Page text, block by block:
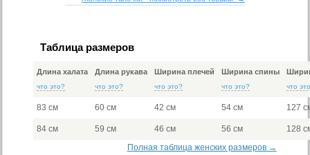
Таблица размеров
Длина халата
что это?
Длина рукава
что это?
Ширина плечей
что это?
Ширина спины
что это? что
83 см 60 см 42 см 54 см 127
84 см 59 см 46 см 56 см
128
Полная таблица женских размеров →